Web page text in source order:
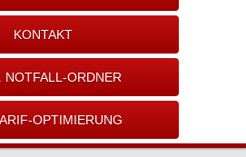
KONTAKT
NOTFALL-ORDNER
OPTIMIERUNG